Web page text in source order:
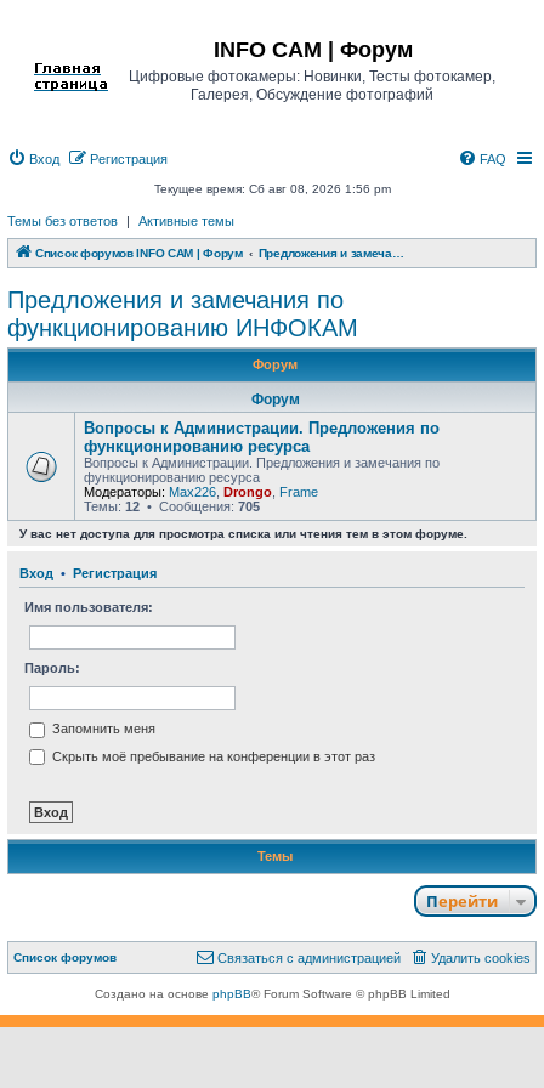
INFO CAM | Форум
Цифровые фотокамеры: Новинки, Тесты фотокамер,
Галерея, Обсуждение фотографий
Вход Регистрация FAQ
Текущее время: Сб авг 08, 2026 1:56 pm
Темы без ответов | Активные темы
Список форумов INFO CAM | Форум
Предложения и замечания по
функционированию ИНФОКАМ
Форум
Форум
Вопросы к Администрации. Предложения по
функционированию ресурса
Вопросы к Администрации. Предложения и замечания по
функционированию ресурса
Модераторы: Max226 Drongo Frame
Темы: 12 • Сообщения: 705
У вас нет доступа для просмотра списка или чтения тем в этом форуме.
Вход • Регистрация
Имя пользователя:
Пароль:
Запомнить меня
Скрыть моё пребывание на конференции в этот раз
Темы
Перейти
Список форумов Удалить cookies
Связаться с
Связаться с администрацией
Создано на основе phpBB® Forum Software © phpBB Limited